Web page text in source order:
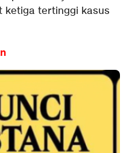
ketiga tertinggi kasus